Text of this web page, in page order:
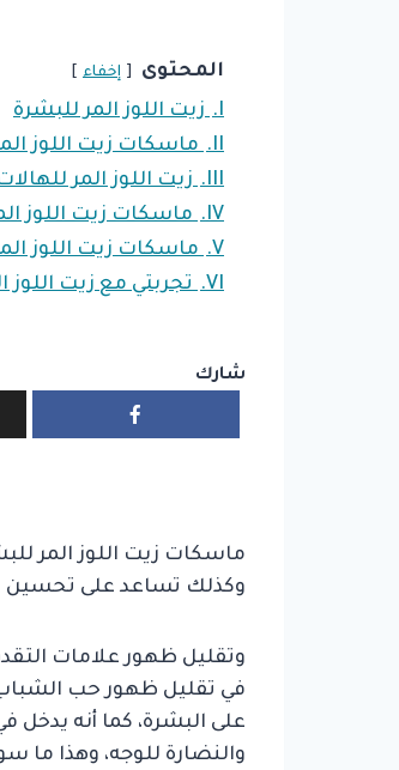
المحتوى إخفاء
I.
زيت اللوز المر للبشرة
II.
ماسكات زيت اللوز
III.
زيت اللوز المر
IV.
ماسكات زيت اللوز
V.
ماسكات زيت اللوز
VI.
تجربتي مع زيت اللوز
شارك
ماسكات زيت اللوز المر
وكذلك تساعد على تحسين
وتقليل ظهور علامات
في تقليل ظهور حب
على البشرة، كما أنه يدخل
والنضارة للوجه، وهذا ما